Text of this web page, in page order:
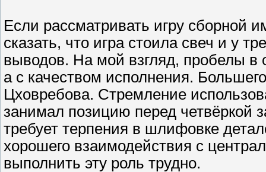
Если рассматривать игру сборной
сказать, что игра стоила свеч и у
выводов. На мой взгляд, пробелы в
а с качеством исполнения.
Цховребова. Стремление
занимал позицию перед четвёркой
требует терпения в шлифовке
хорошего взаимодействия с
выполнить эту роль трудно.